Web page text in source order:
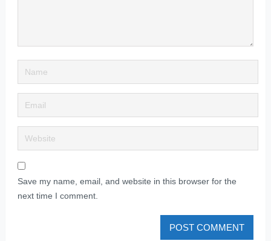
Save my name, email, and website in this browser for the
next time I comment.